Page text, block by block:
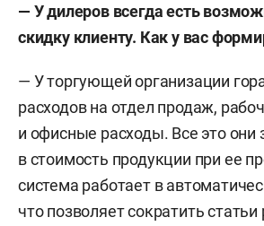
— У дилеров всегда есть
скидку клиенту. Как у вас
— У торгующей организации
расходов на отдел продаж,
и офисные расходы. Все это
в стоимость продукции при ее
система работает в
что позволяет сократить статьи